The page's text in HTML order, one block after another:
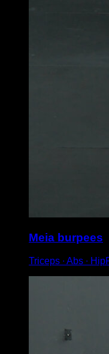
Meia burpees
Triceps ∙ Abs ∙